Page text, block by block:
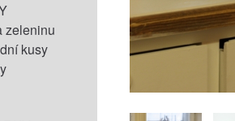
zeleninu
kusy